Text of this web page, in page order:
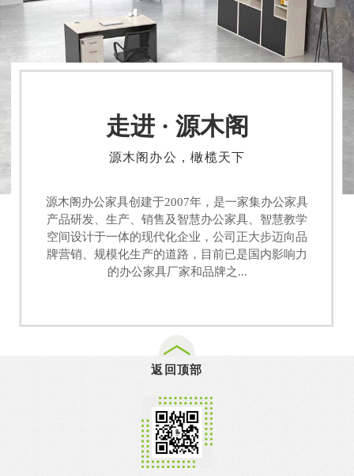
走进 · 源木阁
源木阁办公，橄榄天下
源木阁办公家具创建于2007年，是一家集办公家具
产品研发、生产、销售及智慧办公家具、智慧教学
空间设计于一体的现代化企业，公司正大步迈向品
牌营销、规模化生产的道路，目前已是国内影响力
的办公家具厂家和品牌之...
返回顶部